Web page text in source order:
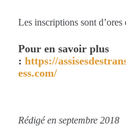
Les inscriptions sont d’ores
Pour en savoir plus
: https://
ess.com/
Rédigé en septembre 2018